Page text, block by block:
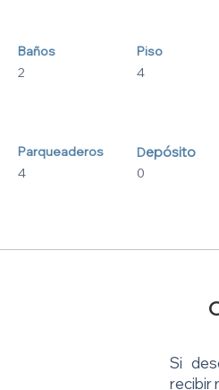
Baños
2
Piso
4
Parqueaderos
4
Depósito
0
Si
recibir